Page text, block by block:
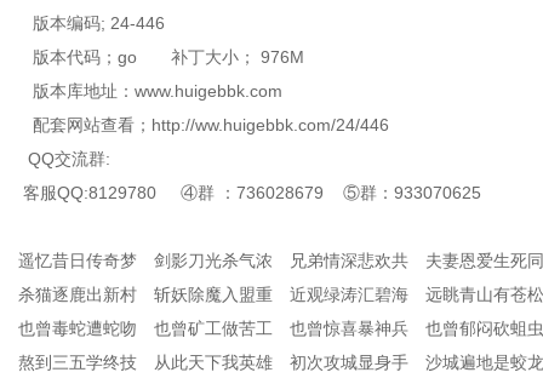
版本编码; 24-446
版本代码；go 补丁大小； 976M
版本库地址：www.huigebbk.com
配套网站查看；http://ww.huigebbk.com/24/446
QQ交流群:
客服QQ:8129780 ④群 ：736028679 ⑤群：933070625
遥忆昔日传奇梦 剑影刀光杀气浓 兄弟情深悲欢共 夫妻恩爱生死同
杀猫逐鹿出新村 斩妖除魔入盟重 近观绿涛汇碧海 远眺青山有苍松
也曾毒蛇遭蛇吻 也曾矿工做苦工 也曾惊喜暴神兵 也曾郁闷砍蛆虫
熬到三五学终技 从此天下我英雄 初次攻城显身手 沙城遍地是蛟龙